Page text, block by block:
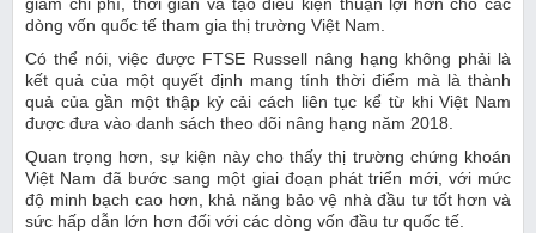
giảm chi phí, thời gian và tạo điều kiện thuận lợi hơn cho các
dòng vốn quốc tế tham gia thị trường Việt Nam.
Có thể nói, việc được FTSE Russell nâng hạng không phải là
kết quả của một quyết định mang tính thời điểm mà là thành
quả của gần một thập kỷ cải cách liên tục kể từ khi Việt Nam
được đưa vào danh sách theo dõi nâng hạng năm 2018.
Quan trọng hơn, sự kiện này cho thấy thị trường chứng khoán
Việt Nam đã bước sang một giai đoạn phát triển mới, với mức
độ minh bạch cao hơn, khả năng bảo vệ nhà đầu tư tốt hơn và
sức hấp dẫn lớn hơn đối với các dòng vốn đầu tư quốc tế.